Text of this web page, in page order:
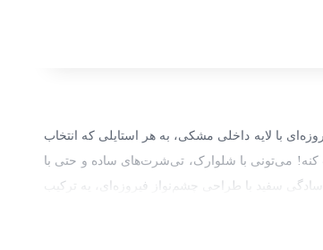
با لایه داخلی مشکی، به هر استایلی که انتخاب
می‌تونی با شلوارک، تی‌شرت‌های ساده و حتی با
سفید با طراحی چشم‌نواز فیروزه‌ای، یه ترکیب